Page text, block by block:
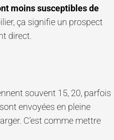
moins susceptibles de
ça signifie un prospect
direct.
souvent 15, 20, parfois
envoyées en pleine
C’est comme mettre